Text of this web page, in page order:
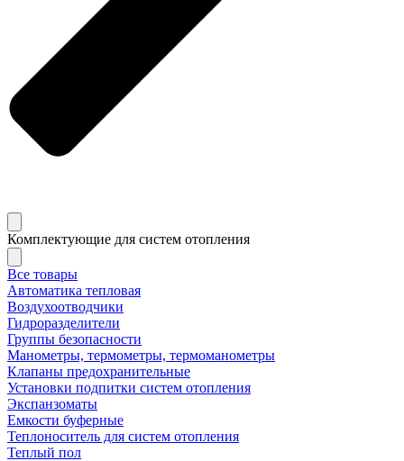
Комплектующие для систем отопления
Все товары
Автоматика тепловая
Воздухоотводчики
Гидроразделители
Группы безопасности
Манометры, термометры, термоманометры
Клапаны предохранительные
Установки подпитки систем отопления
Экспанзоматы
Емкости буферные
Теплоноситель для систем отопления
Теплый пол